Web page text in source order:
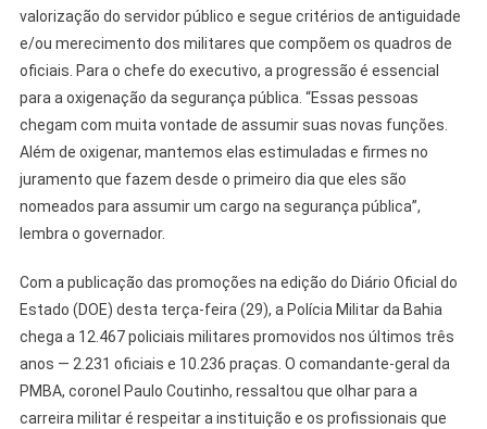
valorização do servidor público e segue critérios de antiguidade
e/ou merecimento dos militares que compõem os quadros de
oficiais. Para o chefe do executivo, a progressão é essencial
para a oxigenação da segurança pública. “Essas pessoas
chegam com muita vontade de assumir suas novas funções.
Além de oxigenar, mantemos elas estimuladas e firmes no
juramento que fazem desde o primeiro dia que eles são
nomeados para assumir um cargo na segurança pública”,
lembra o governador.
Com a publicação das promoções na edição do Diário Oficial do
Estado (DOE) desta terça-feira (29), a Polícia Militar da Bahia
chega a 12.467 policiais militares promovidos nos últimos três
anos — 2.231 oficiais e 10.236 praças. O comandante-geral da
PMBA, coronel Paulo Coutinho, ressaltou que olhar para a
carreira militar é respeitar a instituição e os profissionais que